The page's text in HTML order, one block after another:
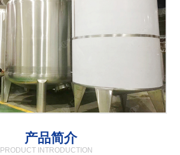
产品简介
PRODUCT INTRODUCTION